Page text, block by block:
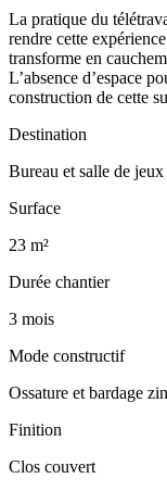
La pratique du
rendre cette
transforme en
L’absence d’espace
construction de cette
Destination
Bureau et salle de jeux
Surface
23 m²
Durée chantier
3 mois
Mode constructif
Ossature et bardage
Finition
Clos couvert